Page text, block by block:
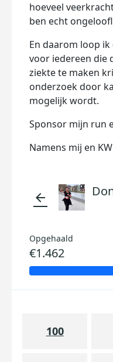
hoeveel
ben echt
En daarom loop
voor iedereen die
ziekte te maken
onderzoek door
mogelijk wordt.
Sponsor mijn run
Namens mij en
arrow_back
Opgehaald
€1.462
100